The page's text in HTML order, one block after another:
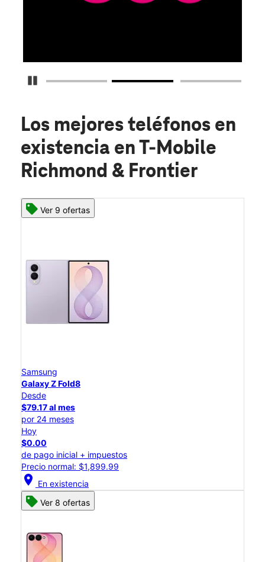
Detener carrusel
Los mejores teléfonos en
existencia en T-Mobile
Richmond & Frontier
Ver 9 ofertas
Samsung
Galaxy Z Fold8
Desde
$79.17 al mes
por 24 meses
Hoy
$0.00
de pago inicial + impuestos
Precio normal: $1,899.99
location_on En existencia
Ver 8 ofertas